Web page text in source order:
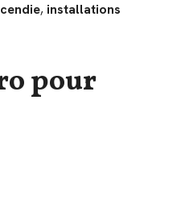
, installations
pour